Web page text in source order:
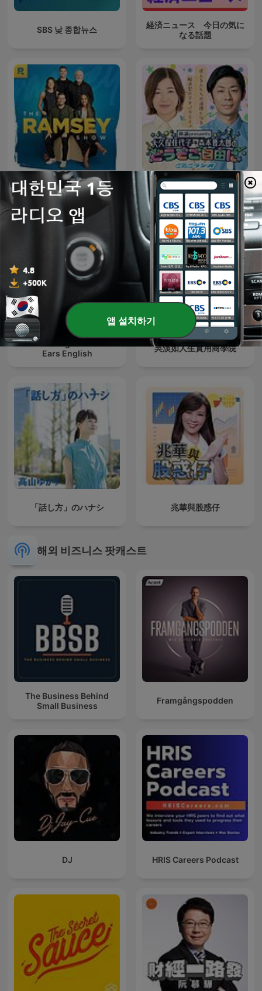
SBS 낮 종합뉴스
経済ニュース 今日の気に
なる話題
The Ramsey Show
真誠presents 大久保佳代
子・森本晋太郎のどうぞご
Business English from All
Ears English
吳淡如人生實用商學院
「話し方」のハナシ 兆華與股惑仔
해외 비즈니스 팟캐스트
The Business Behind
Small Business
Framgångspodden
DJ HRIS Careers Podcast
앱 설치하기